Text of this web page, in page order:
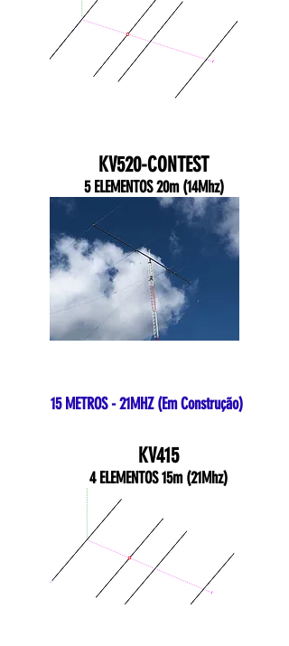
KV520-CONTEST
5 ELEMENTOS 20m (14Mhz)
15 METROS - 21MHZ (Em Construção)
KV415
4 ELEMENTOS 15m (21Mhz)